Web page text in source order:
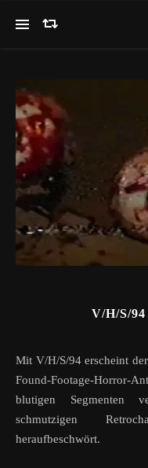
V/H/S/
Mit V/H/S/94 erscheint der nunmehr vierte Teil der erfolgreichen
Found-Footage-
blutigen Segmenten
schmutzigen
heraufbeschwört.